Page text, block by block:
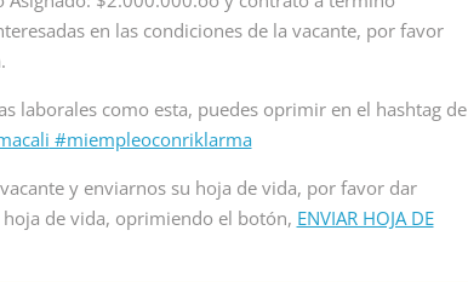
en las condiciones de la vacante, por favor
laborales como esta, puedes oprimir en el hashtag de
#miempleoconriklarma
y enviarnos su hoja de vida, por favor dar
de vida, oprimiendo el botón, ENVIAR HOJA DE
Read More
Read More